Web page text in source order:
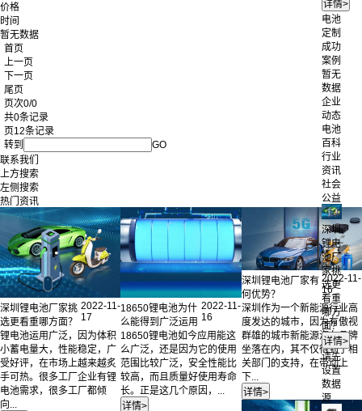
电池
定制
成功
案例
暂无
数据
企业
动态
电池
百科
行业
资讯
社会
公益
深圳
锂电
池厂
家挑
选更
看重
哪方
面？
请先
设置
数据
源
价格
时间
暂无数据
首页
上一页
下一页
尾页
页次0/0
共0条记录
页12条记录
转到
GO
联系我们
上方搜索
左侧搜索
热门资讯
深圳锂电池厂家挑
选更看重哪方面？
2022-11-
17
锂电池运用广泛，因为体积
小蓄电量大，性能稳定，广
受好评，在市场上越来越炙
手可热。很多工厂企业有锂
电池需求，很多工厂都倾
向...
18650锂电池为什
么能得到广泛运用
2022-11-
16
18650锂电池如今应用能这
么广泛，还是因为它的使用
范围比较广泛，安全性能比
较高，而且质量好使用寿命
长。正是这几个原因，...
深圳锂电池厂家有
何优势？
2022-11-
16
深圳作为一个新能源行业高
度发达的城市，因为有傲视
群雄的城市新能源汽车品牌
坐落在内，其不仅得到了相
关部门的支持，在带动上
下...